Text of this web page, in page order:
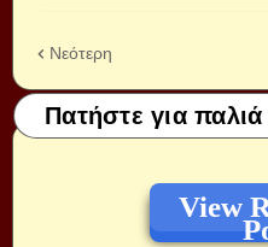
Νεότερη
Πατήστε για
View